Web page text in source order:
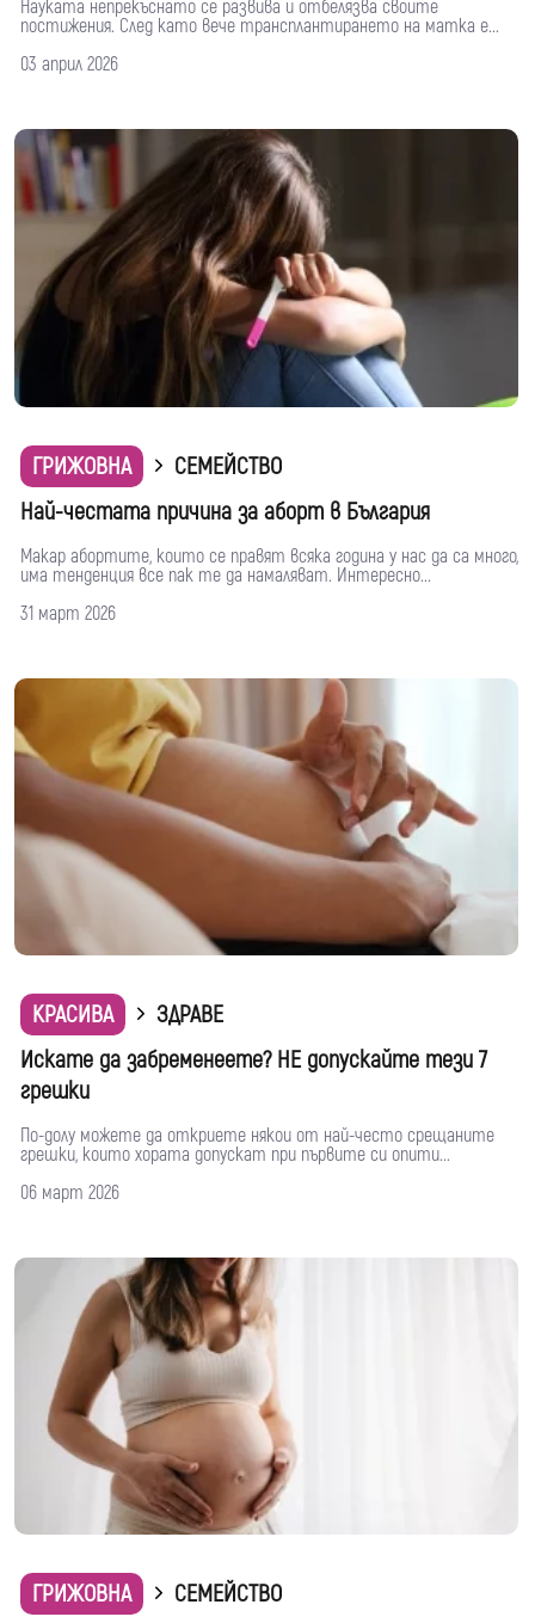
Науката непрекъснато се развива и отбелязва своите
постижения. След като вече трансплантирането на матка е...
03 април 2026
ГРИЖОВНА
СЕМЕЙСТВО
Най-честата причина за аборт в България
Макар абортите, които се правят всяка година у нас да са много,
има тенденция все пак те да намаляват. Интересно...
31 март 2026
КРАСИВА
ЗДРАВЕ
Искате да забременеете? НЕ допускайте тези 7
грешки
По-долу можете да откриете някои от най-често срещаните
грешки, които хората допускат при първите си опити...
06 март 2026
ГРИЖОВНА
СЕМЕЙСТВО